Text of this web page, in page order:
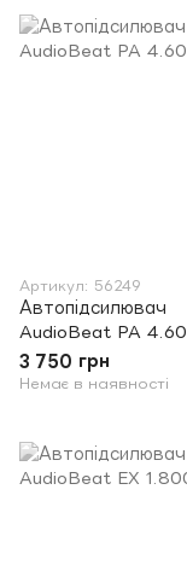
Артикул: 56249
Автопідсилювач
AudioBeat PA 4.60
3 750 грн
Немає в наявності